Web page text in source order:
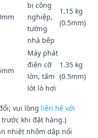
bị công
nghiệp,
tường
nhà bếp
1.15 kg
(0.5mm)
Máy phát
điện cỡ
lớn, tấm
lót lò hơi
1.35 kg
(0.5mm)
vui lòng liên hệ với
khi đặt hàng.)
nhiệt nhôm dập nổi